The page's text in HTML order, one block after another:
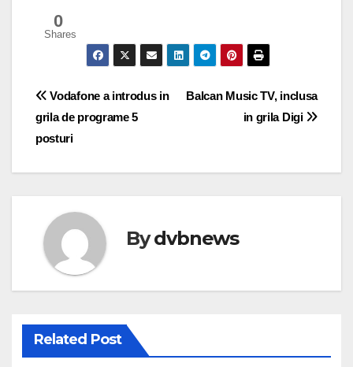
0
Shares
Post
navigation
Balcan Music TV, inclusa
in grila Digi
Vodafone a introdus in
grila de programe 5
posturi
Bydvbnews
Related Post